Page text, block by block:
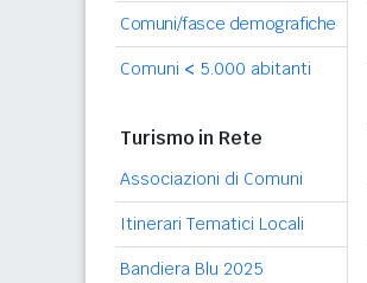
Comuni/fasce demografiche
Comuni < 5.000 abitanti
Turismo in Rete
Associazioni di Comuni
Itinerari Tematici Locali
Bandiera Blu 2025